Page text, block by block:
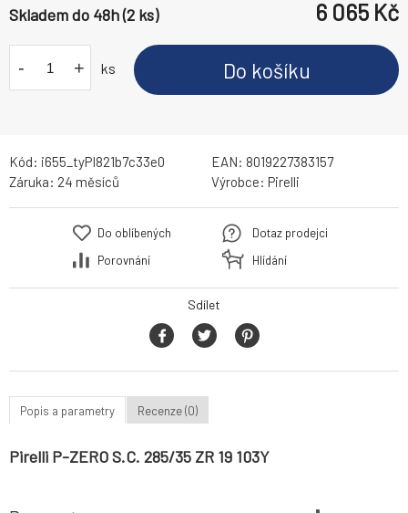
Skladem do 48h (2 ks) 6 065 Kč
- + ks Do košíku
Kód: i655_tyPI821b7c33e0 EAN: 8019227383157
Záruka: 24 měsíců Výrobce: Pirelli
Do oblíbených
Porovnání
Dotaz prodejci
Hlídání
Sdílet
Popis a parametry Recenze (0)
Pirelli P-ZERO S.C. 285/35 ZR 19 103Y